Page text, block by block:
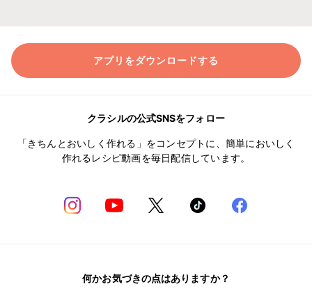
アプリをダウンロードする
クラシルの公式SNSをフォロー
「きちんとおいしく作れる」をコンセプトに、簡単においしく
作れるレシピ動画を毎日配信しています。
何かお気づきの点はありますか？